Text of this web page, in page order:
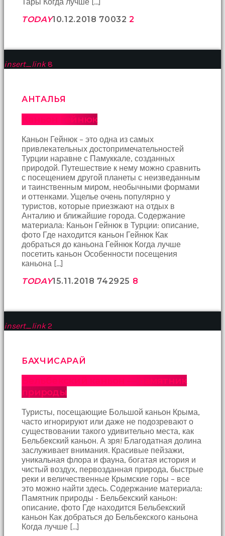
Devamında
odasına
arkadaşımın
annesini
çatır
zamanlarda
erkekler
tarafından
bolca
ihanete
uğrayan
yapıp
hayatının
erkeğini
bulamamıştır
porno
yüzden
umudunu
kız
hamile
sahibi
olmak
porno
yüzden
sperm
ihtiyacı
doğan
gebelik
hastanesinin
yolunu
tutar.
TODAY10.12.2018 70032 2
insert_link 8
АНТАЛЬЯ
Каньон Гейнюк
Каньон Гейнюк – это одна из самых
привлекательных достопримечательностей
Турции наравне с Памуккале, созданных
природой. Путешествие к нему можно сравнить
с посещением другой планеты с неизведанным
и таинственным миром, необычными формами
и оттенками. Ущелье очень популярно у
туристов, которые приезжают на отдых в
Анталию и ближайшие города. Содержание
материала: Каньон Гейнюк в Турции: описание,
фото Где находится каньон Гейнюк Как
добраться до каньона Гейнюк Когда лучше
посетить каньон Особенности посещения
каньона […]
TODAY15.11.2018 742925 8
insert_link 2
БАХЧИСАРАЙ
Бельбекский каньон — памятник
природы
Туристы, посещающие Большой каньон Крыма,
часто игнорируют или даже не подозревают о
существовании такого удивительно места, как
Бельбекский каньон. А зря! Благодатная долина
заслуживает внимания. Красивые пейзажи,
уникальная флора и фауна, богатая история и
чистый воздух, первозданная природа, быстрые
реки и величественные Крымские горы – все
это можно найти здесь. Содержание материала:
Памятник природы - Бельбекский каньон:
описание, фото Где находится Бельбекский
каньон Как добраться до Бельбекского каньона
Когда лучше […]